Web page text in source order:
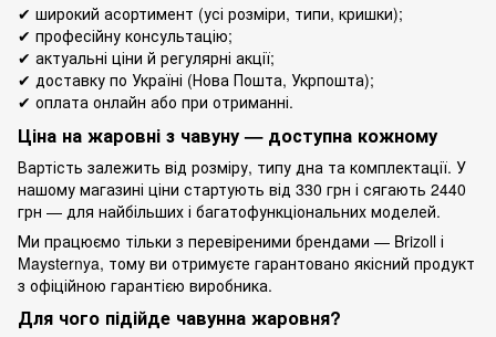
✔ широкий асортимент (усі розміри, типи, кришки);
✔ професійну консультацію;
✔ актуальні ціни й регулярні акції;
✔ доставку по Україні (Нова Пошта, Укрпошта);
✔ оплата онлайн або при отриманні.
Ціна на жаровні з чавуну — доступна кожному
Вартість залежить від розміру, типу дна та комплектації. У
нашому магазині ціни стартують від 330 грн і сягають 2440
грн — для найбільших і багатофункціональних моделей.
Ми працюємо тільки з перевіреними брендами — Brizoll і
Maysternya, тому ви отримуєте гарантовано якісний продукт
з офіційною гарантією виробника.
Для чого підійде чавунна жаровня?